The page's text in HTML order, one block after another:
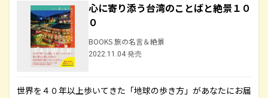
心に寄り添う台湾のことばと絶景１０
０
BOOKS 旅の名言＆絶景
2022.11.04 発売
世界を４０年以上歩いてきた「地球の歩き方」があなたにお届